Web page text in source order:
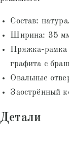
Состав:
Ширина: 35
Пряжка-рамка
графита с
Овальные
Заострённый
Детали